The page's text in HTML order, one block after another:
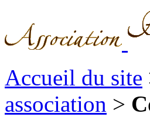
Accueil du site
association >